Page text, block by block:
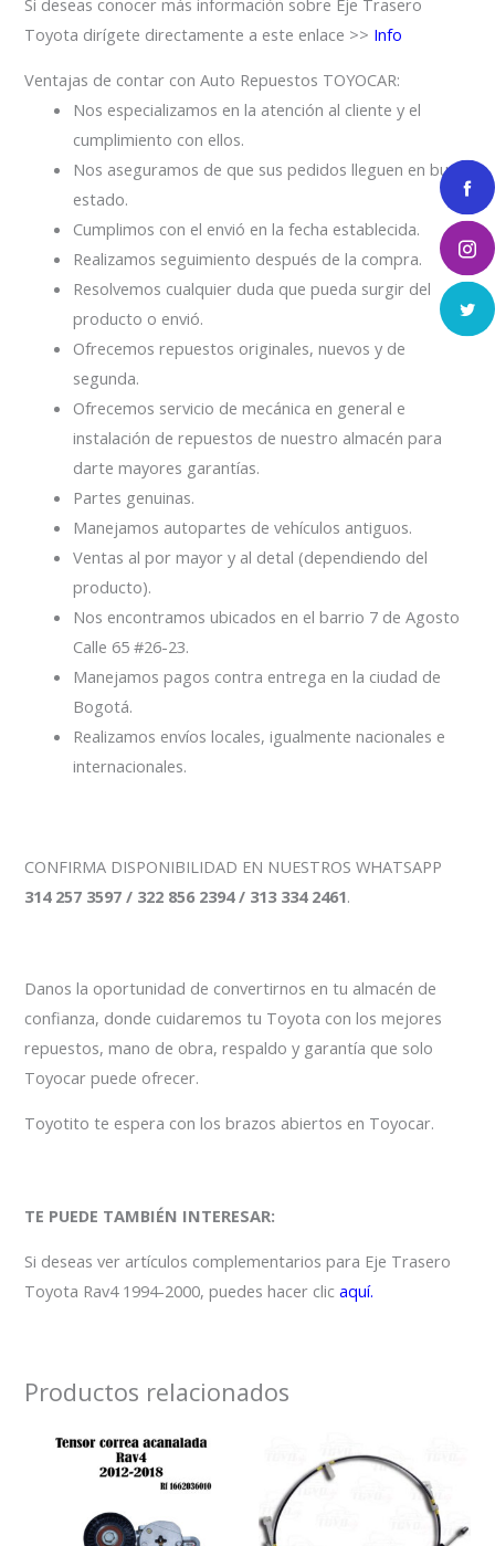
Toyota dirígete directamente a este enlace >> Info
Ventajas de contar con Auto Repuestos TOYOCAR:
Nos especializamos en la atención al cliente y el
cumplimiento con ellos.
Nos aseguramos de que sus pedidos lleguen en buen
estado.
Cumplimos con el envió en la fecha establecida.
Realizamos seguimiento después de la compra.
Resolvemos cualquier duda que pueda surgir del
producto o envió.
Ofrecemos repuestos originales, nuevos y de
segunda.
Ofrecemos servicio de mecánica en general e
instalación de repuestos de nuestro almacén para
darte mayores garantías.
Partes genuinas.
Manejamos autopartes de vehículos antiguos.
Ventas al por mayor y al detal (dependiendo del
producto).
Nos encontramos ubicados en el barrio 7 de Agosto
Calle 65 #26-23.
Manejamos pagos contra entrega en la ciudad de
Bogotá.
Realizamos envíos locales, igualmente nacionales e
internacionales.
CONFIRMA DISPONIBILIDAD EN NUESTROS WHATSAPP
314 257 3597 / 322 856 2394 / 313 334 2461.
Danos la oportunidad de convertirnos en tu almacén de
confianza, donde cuidaremos tu Toyota con los mejores
repuestos, mano de obra, respaldo y garantía que solo
Toyocar puede ofrecer.
Toyotito te espera con los brazos abiertos en Toyocar.
TE PUEDE TAMBIÉN INTERESAR:
Si deseas ver artículos complementarios para Eje Trasero
Toyota Rav4 1994-2000, puedes hacer clicaquí.
Productos relacionados